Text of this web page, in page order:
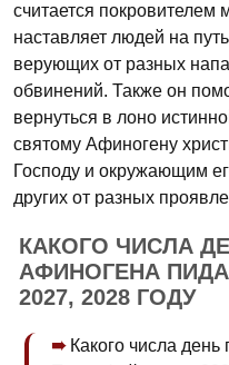
считается
наставляет людей на
верующих от разных
обвинений. Также он
вернуться в лоно
святому Афиногену
Господу и окружающим
других от разных
КАКОГО ЧИСЛА
АФИНОГЕНА
2027, 2028 ГОДУ
Какого числа